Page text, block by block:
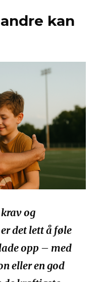
kan
og
det lett å føle
opp – med
eller en god